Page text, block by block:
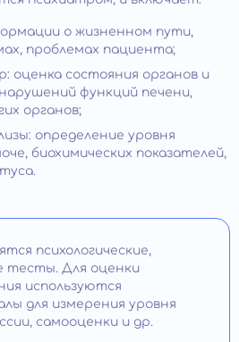
о жизненном пути,
проблемах пациента;
оценка состояния органов и
функций печени,
органов;
определение уровня
биохимических показателей,
психологические,
тесты. Для оценки
используются
для измерения уровня
самооценки и др.